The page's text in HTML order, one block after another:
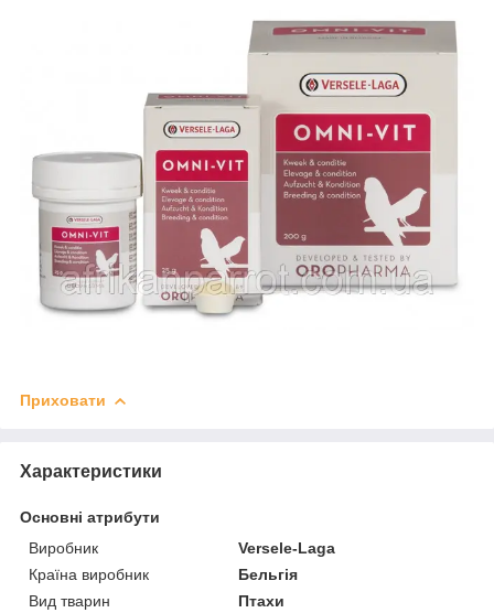
Приховати
Характеристики
Основні атрибути
Виробник
Versele-Laga
Країна виробник
Бельгія
Вид тварин
Птахи